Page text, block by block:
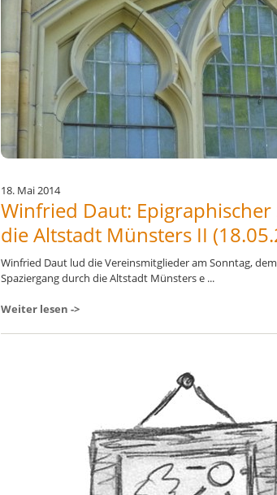
18. Mai 2014
Winfried Daut:
die Altstadt Münsters II
Winfried Daut lud die Vereinsmitglieder am Sonntag,
Spaziergang durch die Altstadt Münsters e ...
Weiter lesen ->